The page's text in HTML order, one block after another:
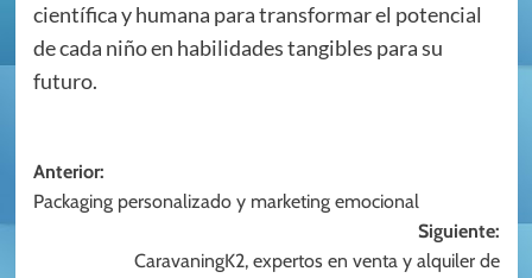
científica y humana para transformar el potencial
de cada niño en habilidades tangibles para su
futuro.
Navegación
de
entradas
Anterior:
Packaging personalizado y marketing emocional
Siguiente:
CaravaningK2, expertos en venta y alquiler de